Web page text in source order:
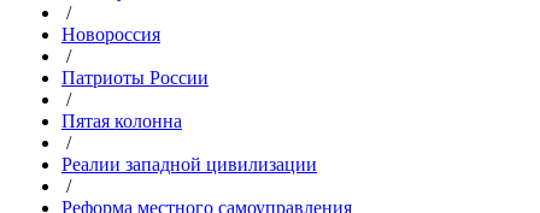
/
Новороссия
/
Патриоты России
/
Пятая колонна
/
Реалии западной цивилизации
/
Реформа местного самоуправления